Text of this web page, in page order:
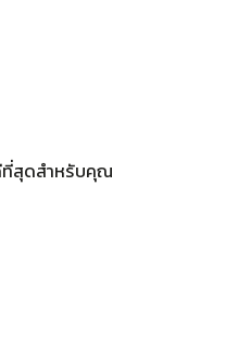
ที่สุดสำหรับคุณ